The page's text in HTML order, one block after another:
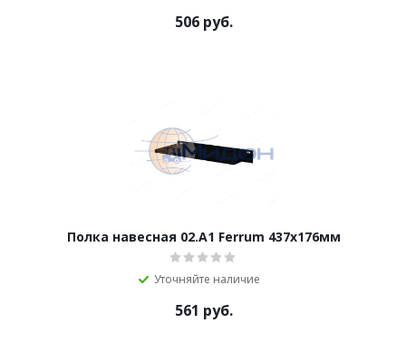
506руб.
Полка навесная 02.А1 Ferrum 437х176мм
Уточняйте наличие
561 руб.